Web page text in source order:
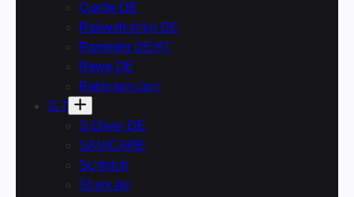
Quelle DE
Radwelt-shop DE
Rameder DE/AT
Rewe DE
Robinson.com
S-T
S.Oliver DE
SANICARE
Schleich
Shark.de